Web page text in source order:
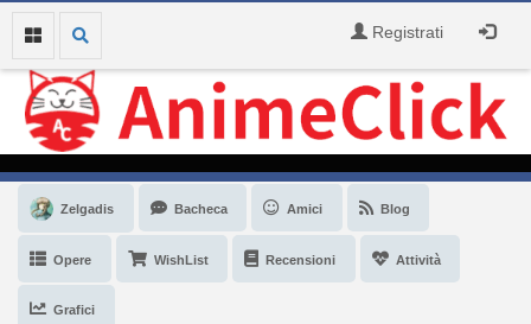
Registrati
Zelgadis Bacheca Amici Blog
Opere WishList Recensioni Attività
Grafici